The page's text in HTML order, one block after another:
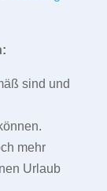
sind und
mehr
Urlaub